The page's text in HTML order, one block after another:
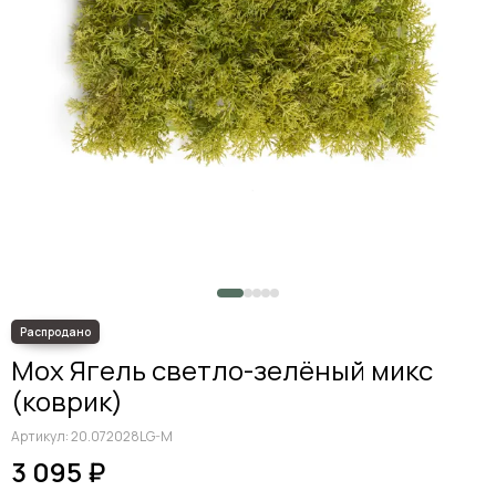
Мох Ягель светло-зелёный микс
(коврик)
Артикул:20.072028LG-M
3 095 ₽